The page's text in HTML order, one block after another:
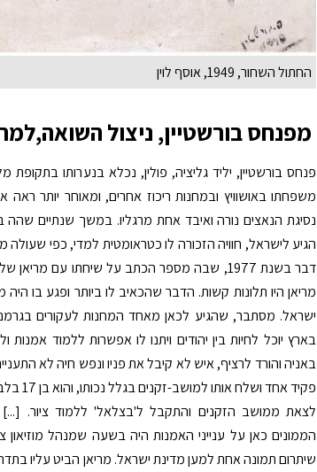
החתול השחור, 1949, אוסף לוין
מפנחס בורשטיין, ניצול
פנחס בורשטיין, יליד גליציה, פולין, נכלא בנערותו
משפחתו באושוויץ ובמחנות ריכוז אחרים, ומאוחר יותר ראה
נסיגת הנאצים נורה ואיבד אחת מרגליו. במשך שנתיים שהה
הגיע לישראל, חוויה הזכורה לו כטראומטית למדי, כפי שעולה
דבר בשנת 1977, שבה מספר הכתב על שיחתו עם
מריאן היו תלונות קשות. הדבר שהכאיב לו ביותר ופגע בו
ישראל. מסתבר, שהגיע לכאן מאחד המחנות לעקורים
בארץ יוכל לחיות בין יהודים ויתנו לו אפשרות ללמוד
באניה והורד לרציף, איש לא קיבל את פניו ונפש חיה לא
פקיד
לצאת ממושב הזקנים והתקבל ל'בצלאל' ללמוד ציור.
הממונים כאן על ענייני האמנות היה בשעה שמנהל
שיתרום תמונה אחת למען מדינת ישראל. מריאן הביט עליו